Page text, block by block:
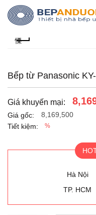
Bếp từ Panasonic
Giá khuyến mại:
Giá gốc:
8,169,500
Tiết kiệm:
%
Hà Nội
TP. HCM